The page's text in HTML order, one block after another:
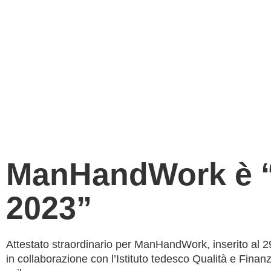
ManHandWork è
2023”
Attestato straordinario per ManHandWork, inserito al
in collaborazione con l’Istituto tedesco Qualità e